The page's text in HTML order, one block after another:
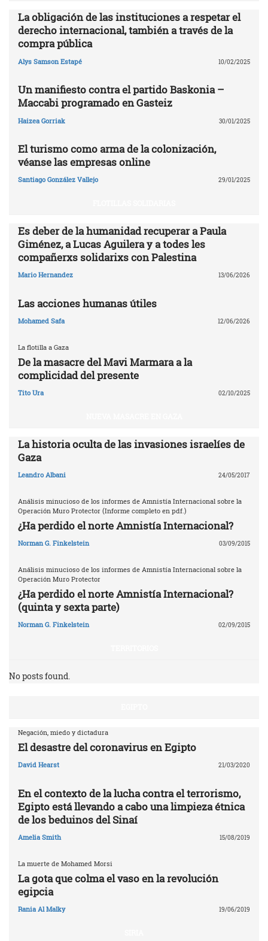
La obligación de las instituciones a respetar el
derecho internacional, también a través de la
compra pública
Alys Samson Estapé 10/02/2025
Un manifiesto contra el partido Baskonia –
Maccabi programado en Gasteiz
Haizea Gorriak 30/01/2025
El turismo como arma de la colonización,
véanse las empresas online
Santiago González Vallejo 29/01/2025
Es deber de la humanidad recuperar a Paula
Giménez, a Lucas Aguilera y a todes les
compañerxs solidarixs con Palestina
Mario Hernandez 13/06/2026
Las acciones humanas útiles
Mohamed Safa 12/06/2026
La flotilla a Gaza
De la masacre del Mavi Marmara a la
complicidad del presente
Tito Ura 02/10/2025
La historia oculta de las invasiones israelíes de
Gaza
Leandro Albani 24/05/2017
Análisis minucioso de los informes de Amnistía Internacional sobre la
Operación Muro Protector (Informe completo en pdf.)
¿Ha perdido el norte Amnistía Internacional?
Norman G. Finkelstein 03/09/2015
Análisis minucioso de los informes de Amnistía Internacional sobre la
Operación Muro Protector
¿Ha perdido el norte Amnistía Internacional?
(quinta y sexta parte)
Norman G. Finkelstein 02/09/2015
No posts found.
Negación, miedo y dictadura
El desastre del coronavirus en Egipto
David Hearst 21/03/2020
En el contexto de la lucha contra el terrorismo,
Egipto está llevando a cabo una limpieza étnica
de los beduinos del Sinaí
Amelia Smith 15/08/2019
La muerte de Mohamed Morsi
La gota que colma el vaso en la revolución
egipcia
Rania Al Malky 19/06/2019